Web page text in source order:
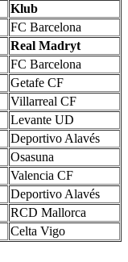
Klub
FC Barcelona
Real Madryt
FC Barcelona
Getafe CF
Villarreal CF
Levante UD
Deportivo Alavés
Osasuna
Valencia CF
Deportivo Alavés
RCD Mallorca
Celta Vigo